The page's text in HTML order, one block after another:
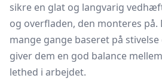
sikre en glat og langvarig
og overfladen, den monteres
mange gange baseret på
giver dem en god balance
lethed i arbejdet.